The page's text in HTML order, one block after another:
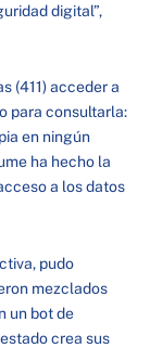
digital”,
(411) acceder a
para consultarla:
en ningún
ha hecho la
a los datos
pudo
mezclados
un bot de
crea sus